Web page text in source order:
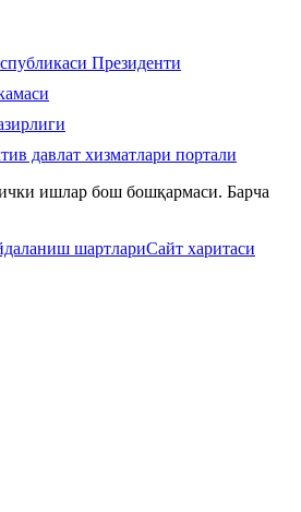
Президенти
давлат хизматлари портали
ишлар бош бошқармаси. Барча
шартлариСайт харитаси